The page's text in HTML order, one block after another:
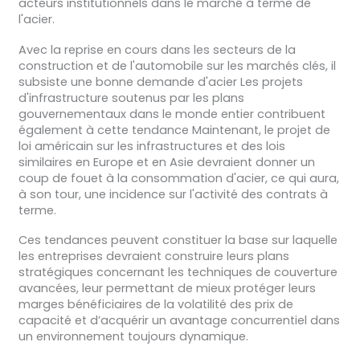
acteurs institutionnels dans le marché à terme de
l'acier.
Avec la reprise en cours dans les secteurs de la
construction et de l'automobile sur les marchés clés, il
subsiste une bonne demande d'acier Les projets
d'infrastructure soutenus par les plans
gouvernementaux dans le monde entier contribuent
également à cette tendance Maintenant, le projet de
loi américain sur les infrastructures et des lois
similaires en Europe et en Asie devraient donner un
coup de fouet à la consommation d'acier, ce qui aura,
à son tour, une incidence sur l'activité des contrats à
terme.
Ces tendances peuvent constituer la base sur laquelle
les entreprises devraient construire leurs plans
stratégiques concernant les techniques de couverture
avancées, leur permettant de mieux protéger leurs
marges bénéficiaires de la volatilité des prix de
capacité et d’acquérir un avantage concurrentiel dans
un environnement toujours dynamique.